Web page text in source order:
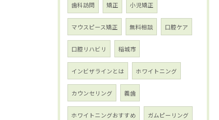
歯科訪問 矯正 小児矯正
マウスピース矯正 無料相談 口腔ケア
口腔リハビリ 稲城市
インビザラインとは ホワイトニング
カウンセリング 義歯
ホワイトニングおすすめ ガムピーリング